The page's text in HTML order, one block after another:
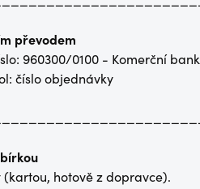
převodem
960300/0100 - Komerční
číslo objednávky
hotově z dopravce).